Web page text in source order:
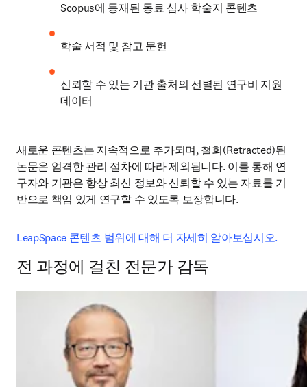
Scopus에 등재된 동료 심사 학술지 콘텐츠
학술 서적 및 참고 문헌
신뢰할 수 있는 기관 출처의 선별된 연구비 지원
데이터
새로운 콘텐츠는 지속적으로 추가되며, 철회(Retracted)된
논문은 엄격한 관리 절차에 따라 제외됩니다. 이를 통해 연
구자와 기관은 항상 최신 정보와 신뢰할 수 있는 자료를 기
반으로 책임 있게 연구할 수 있도록 보장합니다.
LeapSpace 콘텐츠 범위에 대해 더 자세히 알아보십시오.
전 과정에 걸친 전문가 감독